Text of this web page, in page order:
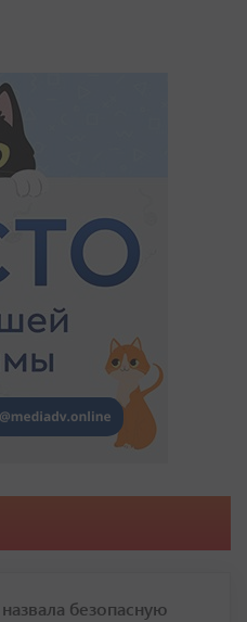
безопасную